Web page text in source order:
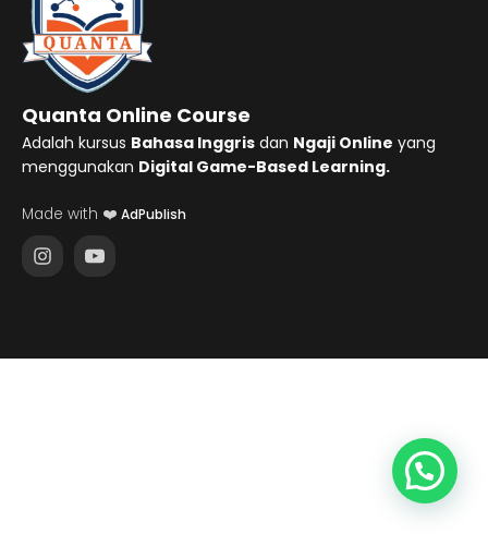
Quanta Online Course
Adalah kursus Bahasa Inggris dan Ngaji Online yang
menggunakan Digital Game-Based Learning.
Made with ❤️ AdPublish